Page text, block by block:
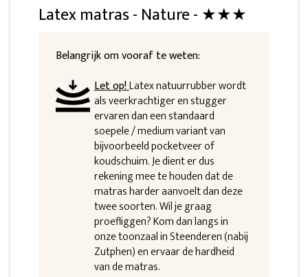
Latex matras - Nature - ★★★
Belangrijk om vooraf te weten:
Let op!Latex natuurrubber wordt
als veerkrachtiger en stugger
ervaren dan een standaard
soepele / medium variant van
bijvoorbeeld pocketveer of
koudschuim. Je dient er dus
rekening mee te houden dat de
matras harder aanvoelt dan deze
twee soorten. Wil je graag
proefliggen? Kom dan langs in
onze toonzaal in Steenderen (nabij
Zutphen) en ervaar de hardheid
van de matras.